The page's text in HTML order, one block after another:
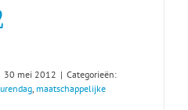
30 mei 2012 | Categorieën:
, maatschappelijke